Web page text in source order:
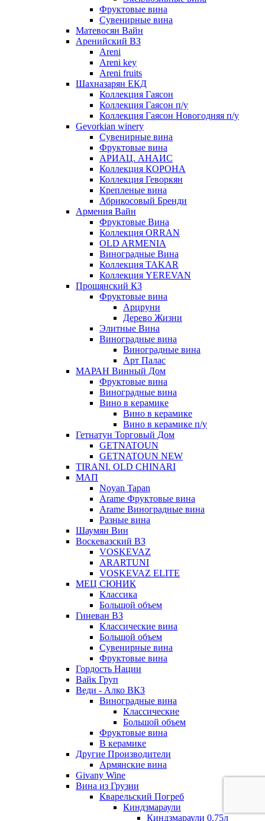
Фруктовые вина
Cувенирные вина
Матевосян Вайн
Аренийский ВЗ
Areni
Areni key
Areni fruits
Шахназарян ЕКД
Коллекция Гаясон
Коллекция Гаясон п/у
Коллекция Гаясон Новогодняя п/у
Gevorkian winery
Сувенирные вина
Фруктовые вина
АРИАЦ. АНАИС
Коллекция КОРОНА
Коллекция Геворкян
Крепленые вина
Абрикосовый Бренди
Армения Вайн
Фруктовые Вина
Коллекция ORRAN
OLD ARMENIA
Виноградные Вина
Коллекция TAKAR
Коллекция YEREVAN
Прошянский КЗ
Фруктовые вина
Арцруни
Дерево Жизни
Элитные Вина
Виноградные вина
Виноградные вина
Арт Палас
МАРАН Винный Дом
Фруктовые вина
Виноградные вина
Вино в керамике
Вино в керамике
Вино в керамике п/у
Гетнатун Торговый Дом
GETNATOUN
GETNATOUN NEW
TIRANI. OLD CHINARI
МАП
Noyan Tapan
Arame Фруктовые вина
Arame Виноградные вина
Разные вина
Шаумян Вин
Воскевазский ВЗ
VOSKEVAZ
ARARTUNI
VOSKEVAZ ELITE
МЕЦ СЮНИК
Классика
Большой объем
Гиневан ВЗ
Классические вина
Большой объем
Сувенирные вина
Фруктовые вина
Гордость Нации
Вайк Груп
Веди - Алко ВКЗ
Виноградные вина
Классические
Большой объем
Фруктовые вина
В керамике
Другие Производители
Армянские вина
Givany Wine
Вина из Грузии
Кварельский Погреб
Киндзмараули
Киндзмараули 0,75л